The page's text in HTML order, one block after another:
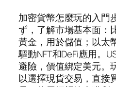
加密貨幣怎麼玩的入門
ず，了解市場基本面：
黃金，用於儲值；以太
驅動NFT和DeFi應用。
避險，價值綁定美元。
以選擇現貨交易，直接